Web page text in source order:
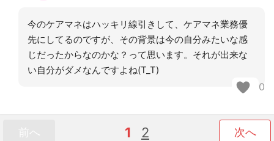
今のケアマネはハッキリ線引きして、ケアマネ業務優
先にしてるのですが、その背景は今の自分みたいな感
じだったからなのかな？って思います。それが出来な
い自分がダメなんですよね(T_T)
0
前へ 1 2 次へ